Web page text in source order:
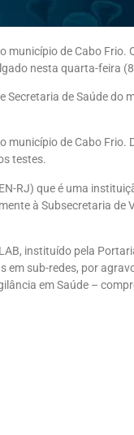
de Cabo Frio.
nesta quarta-feira
Secretaria de Saúde do
de Cabo Frio.
testes.
RJ) que é uma
à Subsecretaria de
instituído pela
sub-redes, por
em Saúde –